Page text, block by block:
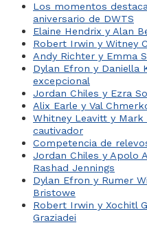
Los momentos
aniversario de DWTS
Elaine Hendrix y Alan
Robert Irwin y Witney
Andy Richter y Emma
Dylan Efron y Daniella
excepcional
Jordan Chiles y Ezra
Alix Earle y Val
Whitney Leavitt y
cautivador
Competencia de
Jordan Chiles y Apolo
Rashad Jennings
Dylan Efron y Rumer
Bristowe
Robert Irwin y Xochitl
Graziadei